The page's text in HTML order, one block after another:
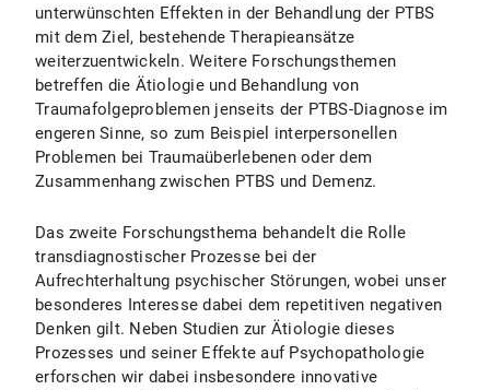
unterwünschten Effekten in der Behandlung der PTBS
mit dem Ziel, bestehende Therapieansätze
weiterzuentwickeln. Weitere Forschungsthemen
betreffen die Ätiologie und Behandlung von
Traumafolgeproblemen jenseits der PTBS-Diagnose im
engeren Sinne, so zum Beispiel interpersonellen
Problemen bei Traumaüberlebenen oder dem
Zusammenhang zwischen PTBS und Demenz.
Das zweite Forschungsthema behandelt die Rolle
transdiagnostischer Prozesse bei der
Aufrechterhaltung psychischer Störungen, wobei unser
besonderes Interesse dabei dem repetitiven negativen
Denken gilt. Neben Studien zur Ätiologie dieses
Prozesses und seiner Effekte auf Psychopathologie
erforschen wir dabei insbesondere innovative